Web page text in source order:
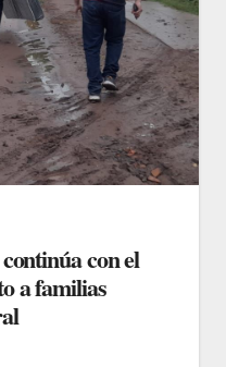
con el
a familias